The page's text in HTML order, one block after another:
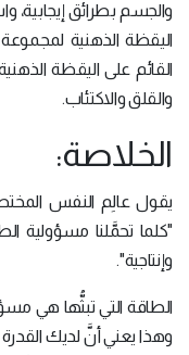
اليقظة الذهنية
القائم على اليقظة
والقلق والاكتئاب.
الخلاصة:
"كلما تحمَّلنا مسؤولية
وإنتاجية".
الطاقة التي تبثُّها هي
وهذا يعني أنَّ لديك